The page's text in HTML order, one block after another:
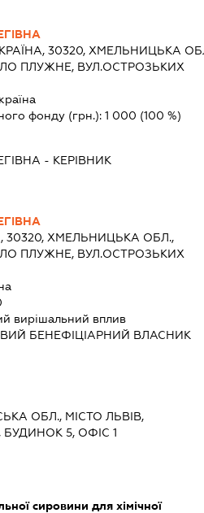
30320, ХМЕЛЬНИЦЬКА
ПЛУЖНЕ, ВУЛ.ОСТРОЗЬКИХ
фонду (грн.): 1 000 (100 %)
- КЕРІВНИК
30320, ХМЕЛЬНИЦЬКА ОБЛ.,
ПЛУЖНЕ, ВУЛ.ОСТРОЗЬКИХ
вирішальний вплив
БЕНЕФІЦІАРНИЙ ВЛАСНИК
ОБЛ., МІСТО ЛЬВІВ,
5, ОФІС 1
сировини для хімічної